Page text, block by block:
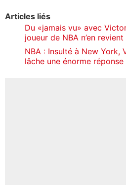
Articles liés
Du «jamais vu» avec
joueur de NBA n’en revient
NBA : Insulté à New York,
lâche une énorme réponse